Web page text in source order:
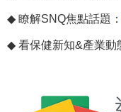
◆ 瞭解SNQ焦點話題：
◆ 看保健新知&產業動